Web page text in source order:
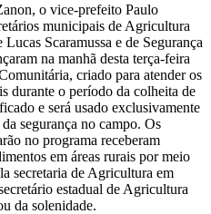
o vice-prefeito Paulo
municipais de Agricultura
Scaramussa e de Segurança
na manhã desta terça-feira
criado para atender os
durante o período da colheita de
e será usado exclusivamente
segurança no campo. Os
no programa receberam
em áreas rurais por meio
secretaria de Agricultura em
estadual de Agricultura
da solenidade.